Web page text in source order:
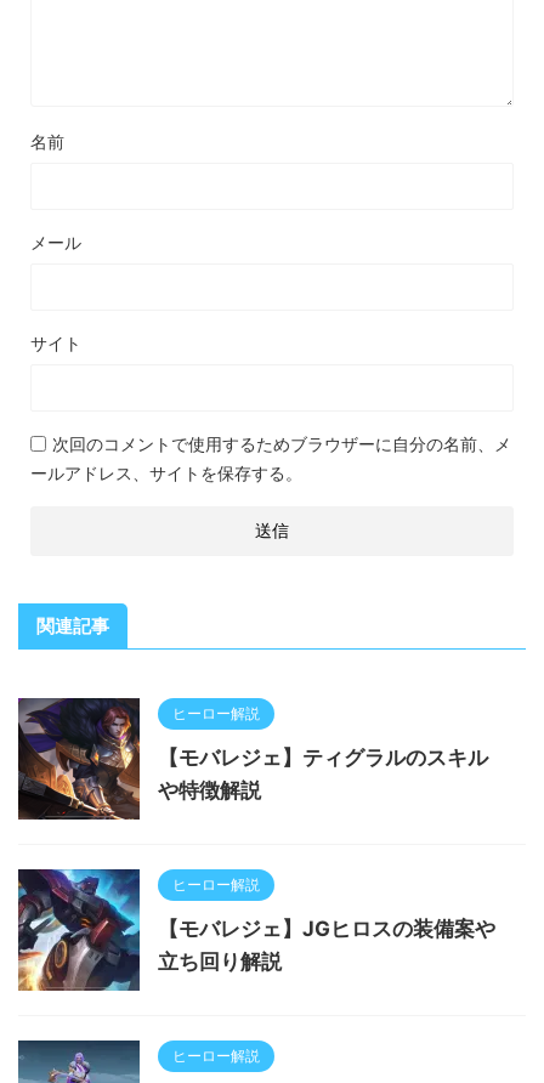
名前
メール
サイト
次回のコメントで使用するためブラウザーに自分の名前、メ
ールアドレス、サイトを保存する。
関連記事
ヒーロー解説
【モバレジェ】ティグラルのスキル
や特徴解説
ヒーロー解説
【モバレジェ】JGヒロスの装備案や
立ち回り解説
ヒーロー解説